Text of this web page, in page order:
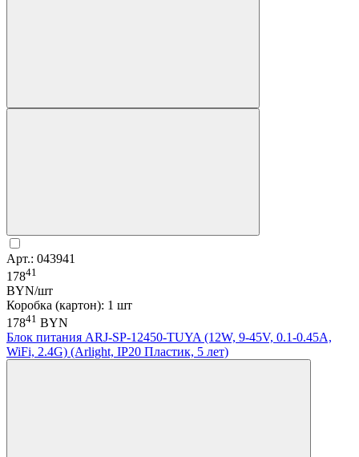
Арт.: 043941
17841
BYN/шт
Коробка (картон): 1 шт
17841 BYN
Блок питания ARJ-SP-12450-TUYA (12W, 9-45V, 0.1-0.45A,
WiFi, 2.4G) (Arlight, IP20 Пластик, 5 лет)